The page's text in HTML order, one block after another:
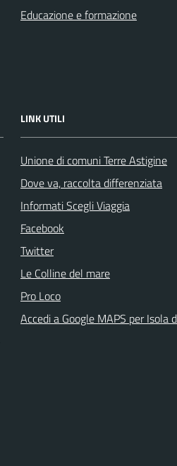
Educazione e formazione
LINK UTILI
Unione di comuni Terre Astigine
Dove va, raccolta differenziata
Informati Scegli Viaggia
Facebook
Twitter
Le Colline del mare
Pro Loco
Accedi a Google MAPS per Isola